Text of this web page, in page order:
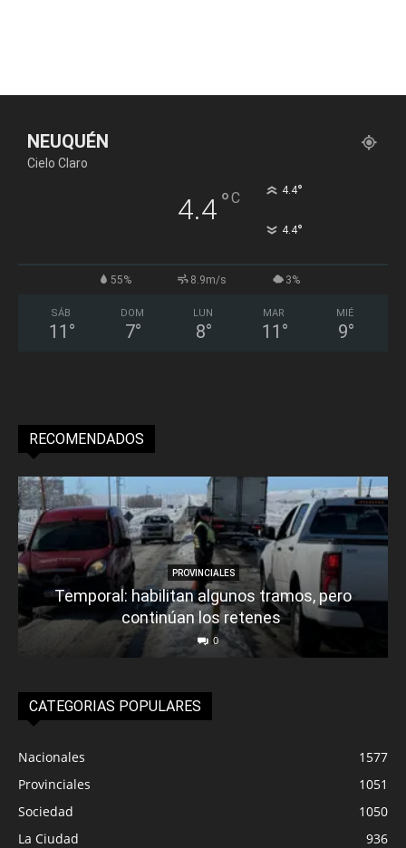
NEUQUÉN
Cielo Claro
4.4°C 4.4°
4.4°
55% 8.9m/s 3%
SÁB
11 °
DOM
7°
LUN
8°
MAR
11 °
MIÉ
9°
RECOMENDADOS
PROVINCIALES
Temporal: habilitan algunos tramos, pero
continúan los retenes
0
CATEGORIAS POPULARES
Nacionales
1577
Provinciales
1051
Sociedad
1050
La Ciudad
936